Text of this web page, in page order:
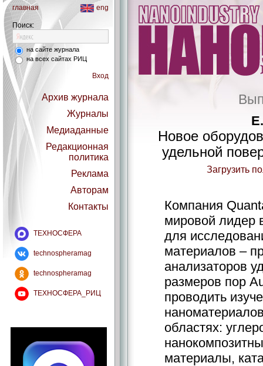
главная eng
Поиск:
на сайте журнала
на всех сайтах РИЦ
Вход
Архив журнала
Журналы
Медиаданные
Редакционная
политика
Реклама
Авторам
Контакты
ТЕХНОСФЕРА
technospheramag
technospheramag
ТЕХНОСФЕРА_РИЦ
Новое
удельной
Загрузить
Компания
мировой лидер
для
материалов –
анализаторов
размеров пор
проводить
областях:
материалы,